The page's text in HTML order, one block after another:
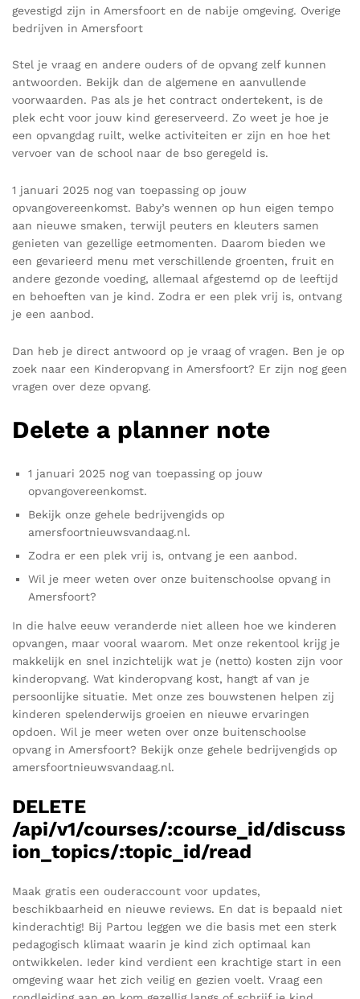
gevestigd zijn in Amersfoort en de nabije omgeving. Overige
bedrijven in Amersfoort
Stel je vraag en andere ouders of de opvang zelf kunnen
antwoorden. Bekijk dan de algemene en aanvullende
voorwaarden. Pas als je het contract ondertekent, is de
plek echt voor jouw kind gereserveerd. Zo weet je hoe je
een opvangdag ruilt, welke activiteiten er zijn en hoe het
vervoer van de school naar de bso geregeld is.
1 januari 2025 nog van toepassing op jouw
opvangovereenkomst. Baby’s wennen op hun eigen tempo
aan nieuwe smaken, terwijl peuters en kleuters samen
genieten van gezellige eetmomenten. Daarom bieden we
een gevarieerd menu met verschillende groenten, fruit en
andere gezonde voeding, allemaal afgestemd op de leeftijd
en behoeften van je kind. Zodra er een plek vrij is, ontvang
je een aanbod.
Dan heb je direct antwoord op je vraag of vragen. Ben je op
zoek naar een Kinderopvang in Amersfoort? Er zijn nog geen
vragen over deze opvang.
Delete a planner note
1 januari 2025 nog van toepassing op jouw
opvangovereenkomst.
Bekijk onze gehele bedrijvengids op
amersfoortnieuwsvandaag.nl.
Zodra er een plek vrij is, ontvang je een aanbod.
Wil je meer weten over onze buitenschoolse opvang in
Amersfoort?
In die halve eeuw veranderde niet alleen hoe we kinderen
opvangen, maar vooral waarom. Met onze rekentool krijg je
makkelijk en snel inzichtelijk wat je (netto) kosten zijn voor
kinderopvang. Wat kinderopvang kost, hangt af van je
persoonlijke situatie. Met onze zes bouwstenen helpen zij
kinderen spelenderwijs groeien en nieuwe ervaringen
opdoen. Wil je meer weten over onze buitenschoolse
opvang in Amersfoort? Bekijk onze gehele bedrijvengids op
amersfoortnieuwsvandaag.nl.
DELETE
/api/v1/courses/:course_id/discuss
ion_topics/:topic_id/read
Maak gratis een ouderaccount voor updates,
beschikbaarheid en nieuwe reviews. En dat is bepaald niet
kinderachtig! Bij Partou leggen we die basis met een sterk
pedagogisch klimaat waarin je kind zich optimaal kan
ontwikkelen. Ieder kind verdient een krachtige start in een
omgeving waar het zich veilig en gezien voelt. Vraag een